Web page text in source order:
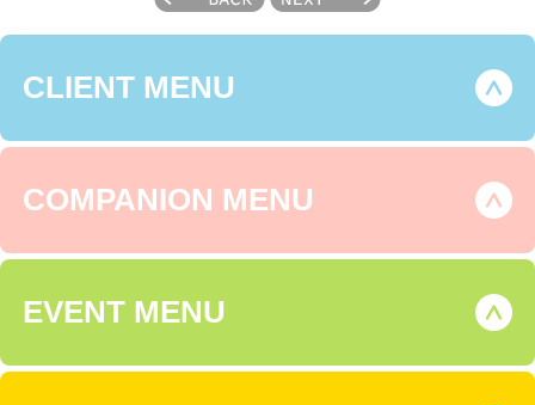
CLIENT MENU
COMPANION MENU
EVENT MENU